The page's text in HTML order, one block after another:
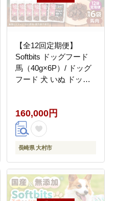
【全12回定期便】
Softbits ドッグフード
馬（40g×6P）/ ドッグ
フード 犬 いぬ ドッグ
[ACAM039]
160,000円
長崎県 大村市